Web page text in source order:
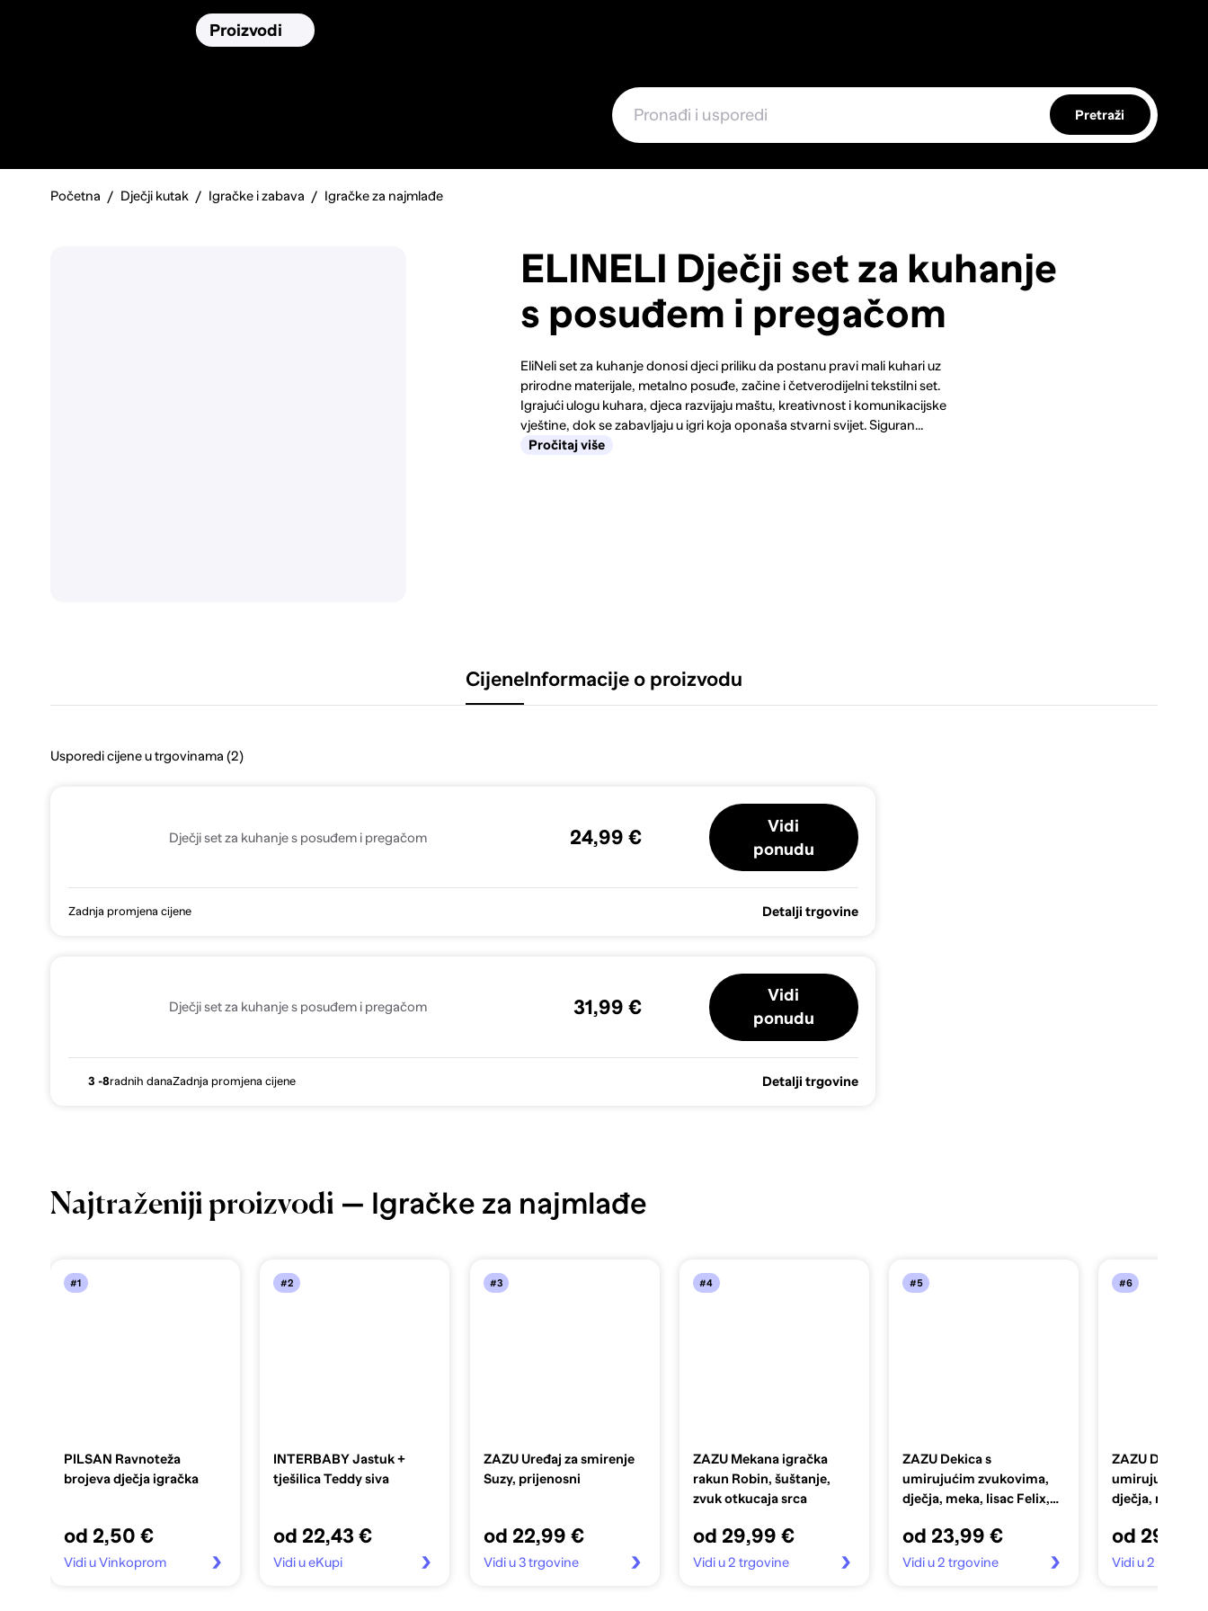
Proizvodi
Pretraži
Početna Dječji kutak Igračke i zabava Igračke za najmlađe
ELINELI Dječji set za kuhanje
s posuđem i pregačom
EliNeli set za kuhanje donosi djeci priliku da postanu pravi mali kuhari uz
prirodne materijale, metalno posuđe, začine i četverodijelni tekstilni set.
Igrajući ulogu kuhara, djeca razvijaju maštu, kreativnost i komunikacijske
vještine, dok se zabavljaju u igri koja oponaša stvarni svijet. Siguran...
Pročitaj više
CijeneInformacije o proizvodu
Usporedi cijene u trgovinama (2)
Dječji set za kuhanje s posuđem i pregačom 24,99 €
Vidi
ponudu
Zadnja promjena cijene Detalji trgovine
Dječji set za kuhanje s posuđem i pregačom 31,99 €
Vidi
ponudu
3 -8radnih danaZadnja promjena cijene Detalji trgovine
Najtraženiji proizvodi — Igračke za najmlađe
#1
PILSAN Ravnoteža
brojeva dječja igračka
od 2,50 €
Vidi u Vinkoprom
#2
INTERBABY Jastuk +
tješilica Teddy siva
od 22,43 €
Vidi u eKupi
#3
ZAZU Uređaj za smirenje
Suzy, prijenosni
od 22,99 €
Vidi u 3 trgovine
#4
ZAZU Mekana igračka
rakun Robin, šuštanje,
zvuk otkucaja srca
od 29,99 €
Vidi u 2 trgovine
#5
ZAZU Dekica s
umirujućim zvukovima,
dječja, meka, lisac Felix,
od 23,99 €
Vidi u 2 trgovine
#6
ZAZU Dekica s
umirujućim
dječja, meka,
od 29,99
Vidi u 2 trgovine